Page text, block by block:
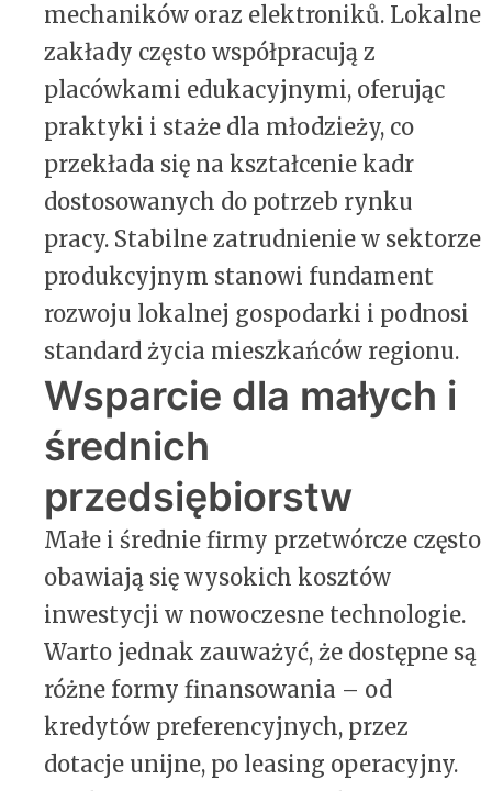
mechaników oraz elektroniků. Lokalne
zakłady często współpracują z
placówkami edukacyjnymi, oferując
praktyki i staże dla młodzieży, co
przekłada się na kształcenie kadr
dostosowanych do potrzeb rynku
pracy. Stabilne zatrudnienie w sektorze
produkcyjnym stanowi fundament
rozwoju lokalnej gospodarki i podnosi
standard życia mieszkańców regionu.
Wsparcie dla małych i
średnich
przedsiębiorstw
Małe i średnie firmy przetwórcze często
obawiają się wysokich kosztów
inwestycji w nowoczesne technologie.
Warto jednak zauważyć, że dostępne są
różne formy finansowania – od
kredytów preferencyjnych, przez
dotacje unijne, po leasing operacyjny.